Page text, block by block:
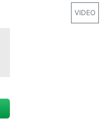
VIDEO